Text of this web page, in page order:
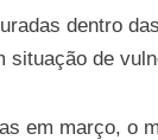
dentro
de
em março, o